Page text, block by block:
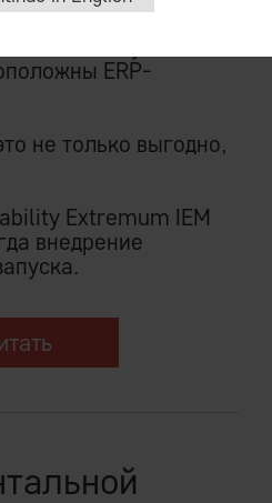
IEM System
ERP-
не только выгодно,
Extremum IEM
внедрение